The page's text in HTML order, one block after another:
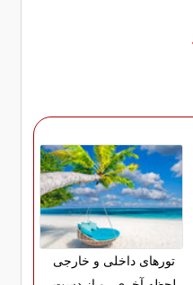
تورهای داخلی و خارجی